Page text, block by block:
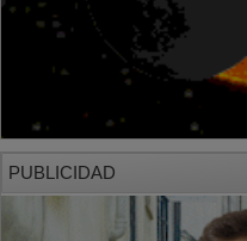
PUBLICIDAD